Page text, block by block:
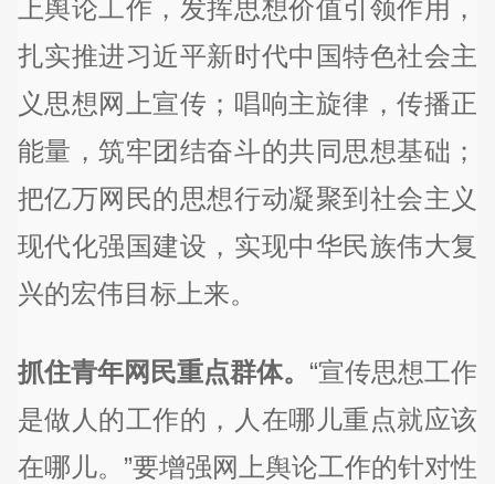
上舆论工作，发挥思想价值引领作用，
扎实推进习近平新时代中国特色社会主
义思想网上宣传；唱响主旋律，传播正
能量，筑牢团结奋斗的共同思想基础；
把亿万网民的思想行动凝聚到社会主义
现代化强国建设，实现中华民族伟大复
兴的宏伟目标上来。
抓住青年网民重点群体。 “宣传思想工作
是做人的工作的，人在哪儿重点就应该
在哪儿。”要增强网上舆论工作的针对性